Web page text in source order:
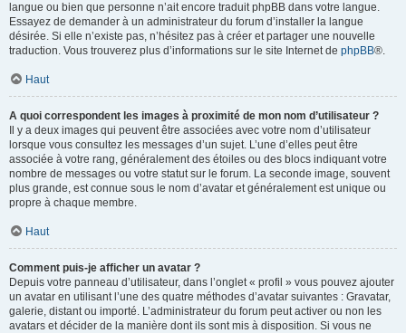
langue ou bien que personne n’ait encore traduit phpBB dans votre langue.
Essayez de demander à un administrateur du forum d’installer la langue
désirée. Si elle n’existe pas, n’hésitez pas à créer et partager une nouvelle
traduction. Vous trouverez plus d’informations sur le site Internet de phpBB®.
Haut
A quoi correspondent les images à proximité de mon nom d’utilisateur ?
Il y a deux images qui peuvent être associées avec votre nom d’utilisateur
lorsque vous consultez les messages d’un sujet. L’une d’elles peut être
associée à votre rang, généralement des étoiles ou des blocs indiquant votre
nombre de messages ou votre statut sur le forum. La seconde image, souvent
plus grande, est connue sous le nom d’avatar et généralement est unique ou
propre à chaque membre.
Haut
Comment puis-je afficher un avatar ?
Depuis votre panneau d’utilisateur, dans l’onglet « profil » vous pouvez ajouter
un avatar en utilisant l’une des quatre méthodes d’avatar suivantes : Gravatar,
galerie, distant ou importé. L’administrateur du forum peut activer ou non les
avatars et décider de la manière dont ils sont mis à disposition. Si vous ne